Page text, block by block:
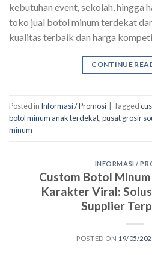
kebutuhan event, sekolah, hingga
toko jual botol minum terdekat
kualitas terbaik dan harga
CONTINUE
Posted in Informasi / Promosi Tagged
botol minum anak terdekat,pusat grosir
minum
INFORMASI /
Custom Botol
Karakter Viral:
Supplier
POSTED ON 19/05/